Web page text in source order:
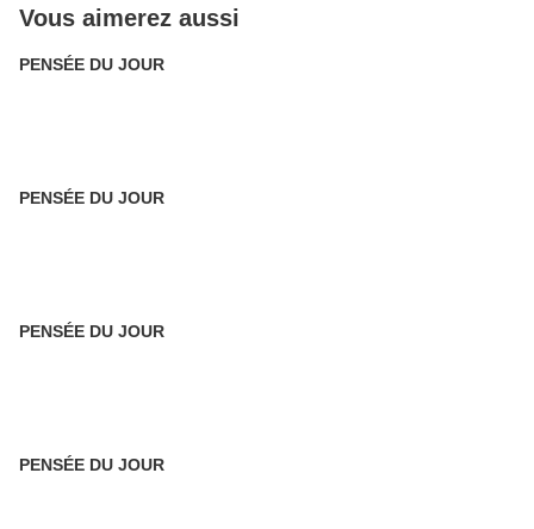
Vous aimerez aussi
PENSÉE DU JOUR
PENSÉE DU JOUR
PENSÉE DU JOUR
PENSÉE DU JOUR